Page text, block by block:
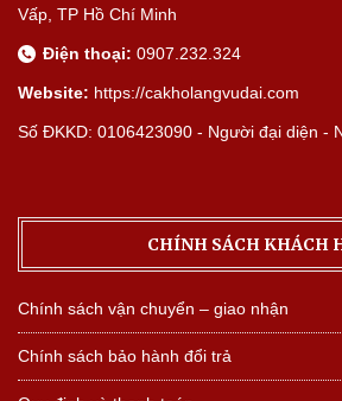
Vấp, TP Hồ Chí Minh
Điện thoại: 0907.232.324
Website: https://cakholangvudai.com
Số ĐKKD: 0106423090 - Người đại diện -
CHÍNH SÁCH KHÁCH
Chính sách vận chuyển – giao nhận
Chính sách bảo hành đổi trả